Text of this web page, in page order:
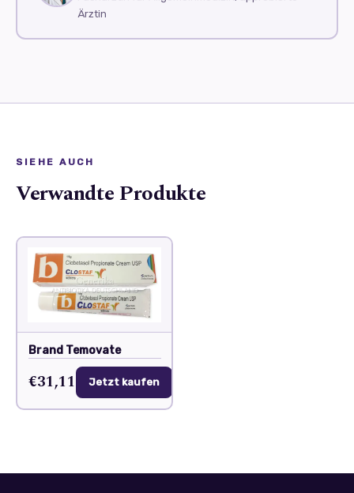
Ärztin
SIEHE AUCH
Verwandte Produkte
Brand Temovate
€31,11 Jetzt kaufen